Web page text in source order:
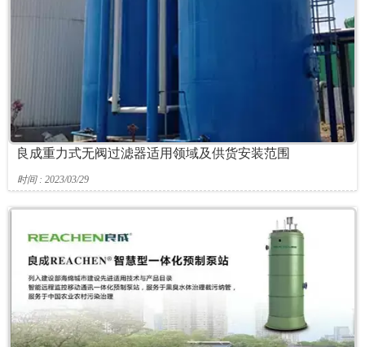
良成重力式无阀过滤器适用领域及供货安装范围
时间 : 2023/03/29